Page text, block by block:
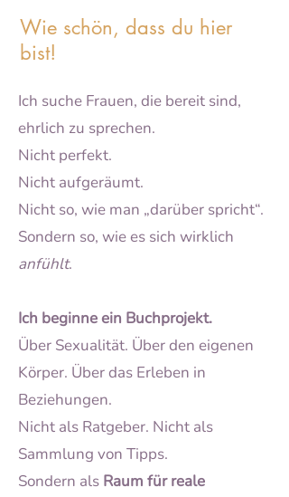
Wie schön, dass du hier
bist!
Ich suche Frauen, die bereit sind,
ehrlich zu sprechen.
Nicht perfekt.
Nicht aufgeräumt.
Nicht so, wie man „darüber spricht“.
Sondern so, wie es sich wirklich
anfühlt.
Ich beginne ein Buchprojekt.
Über Sexualität. Über den eigenen
Körper. Über das Erleben in
Beziehungen.
Nicht als Ratgeber. Nicht als
Sammlung von Tipps.
Sondern als Raum für reale